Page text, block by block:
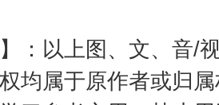
】：以上图、文、音/
均属于原作者或归